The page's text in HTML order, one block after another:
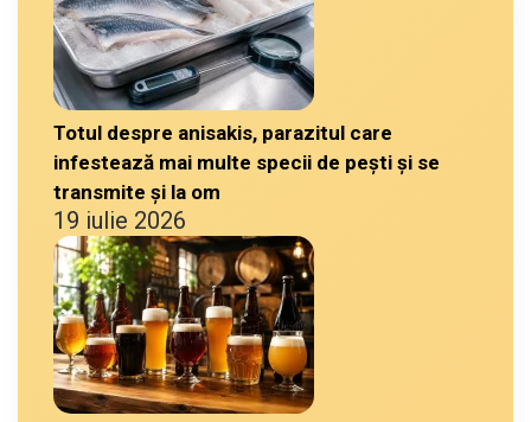
Totul despre anisakis, parazitul care
infestează mai multe specii de pești și se
transmite și la om
19 iulie 2026